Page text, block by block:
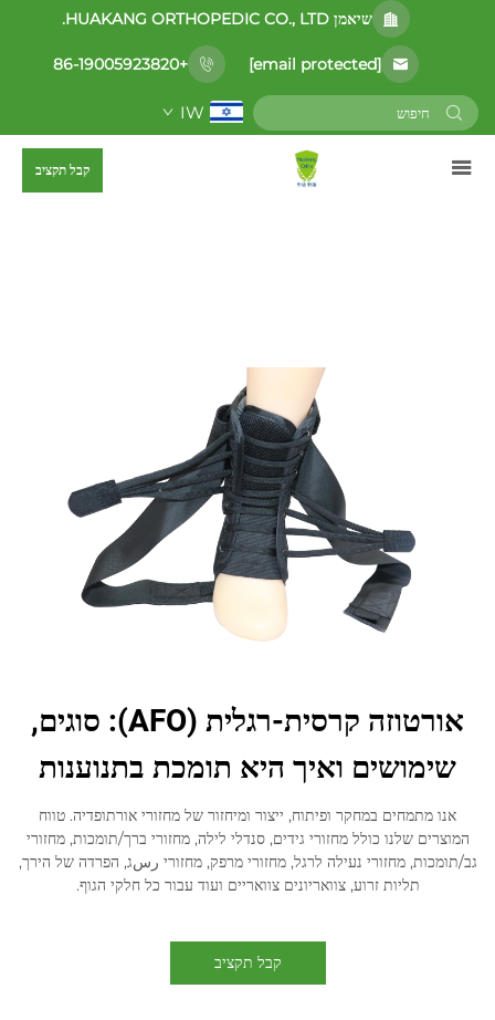
שיאמן HUAKANG ORTHOPEDIC CO., LTD.
[email protected]
+86-19005923820
IW
קבל תקציב
אורטוזה קרסית-רגלית (AFO): סוגים,
שימושים ואיך היא תומכת בתנוענות
אנו מתמחים במחקר ופיתוח, ייצור ומיחזור של מחזורי אורתופדיה. טווח
המוצרים שלנו כולל מחזורי גידים, סנדלי לילה, מחזורי ברך/תומכות, מחזורי
גב/תומכות, מחזורי נעילה לרגל, מחזורי מרפק, מחזורי رسג, הפרדה של הירך,
תליות זרוע, צוואריונים צוואריים ועוד עבור כל חלקי הגוף.
קבל תקציב